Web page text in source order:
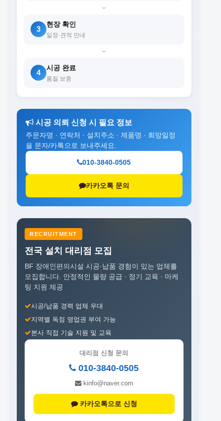
›
3
현장 확인
일정·견적 안내
›
4
시공 완료
품질 보증
시공 의뢰 신청 시 필요 정보
주문자명 · 연락처 · 설치주소 · 제품명 · 희망일정
을 문자/카톡으로 보내주세요.
010-3840-0505
카카오톡 문의
RECRUITMENT
전국 설치 대리점 모집
BF 장애인편의시설 시공·납품 경험이 있는 업체를
모집합니다. 안정적인 물량 공급 · 정기 교육 · 마케
팅 지원 제공
시공/납품 경력 업체 우대
지역별 독점 영업권 부여 가능
본사 직접 기술 지원 및 교육
대리점 신청 문의
010-3840-0505
kinfo@naver.com
카카오톡으로 신청